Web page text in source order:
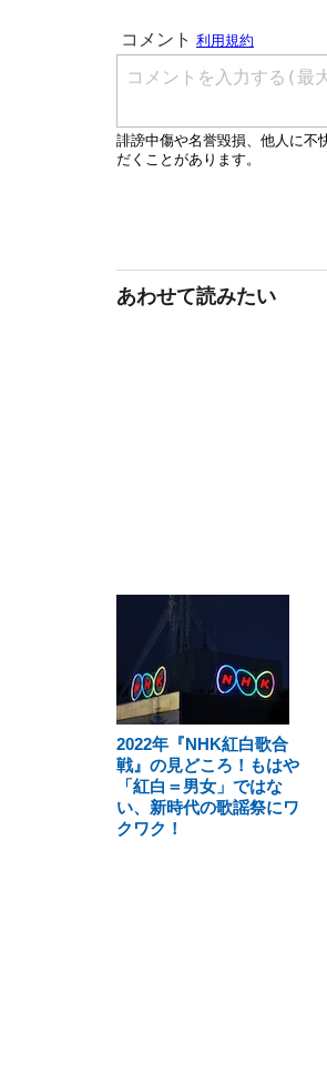
あわせて読みたい
2022年『NHK紅白歌合
戦』の見どころ！もはや
「紅白＝男女」ではな
い、新時代の歌謡祭にワ
クワク！